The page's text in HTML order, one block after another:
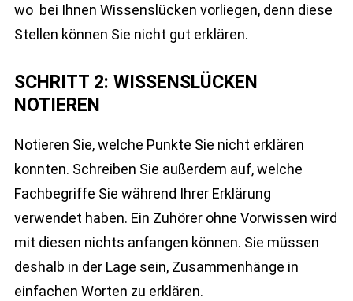
wo bei Ihnen Wissenslücken vorliegen, denn diese
Stellen können Sie nicht gut erklären.
SCHRITT 2: WISSENSLÜCKEN
NOTIEREN
Notieren Sie, welche Punkte Sie nicht erklären
konnten. Schreiben Sie außerdem auf, welche
Fachbegriffe Sie während Ihrer Erklärung
verwendet haben. Ein Zuhörer ohne Vorwissen wird
mit diesen nichts anfangen können. Sie müssen
deshalb in der Lage sein, Zusammenhänge in
einfachen Worten zu erklären.